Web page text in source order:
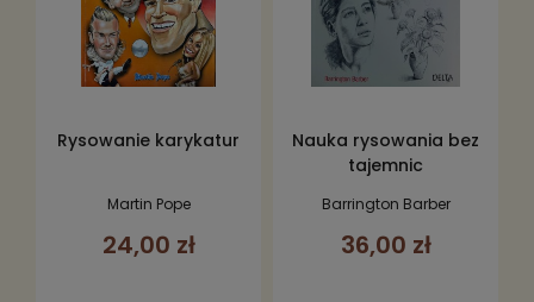
Rysowanie karykatur
Martin Pope
24,00 zł
Nauka rysowania bez
tajemnic
Barrington Barber
36,00 zł